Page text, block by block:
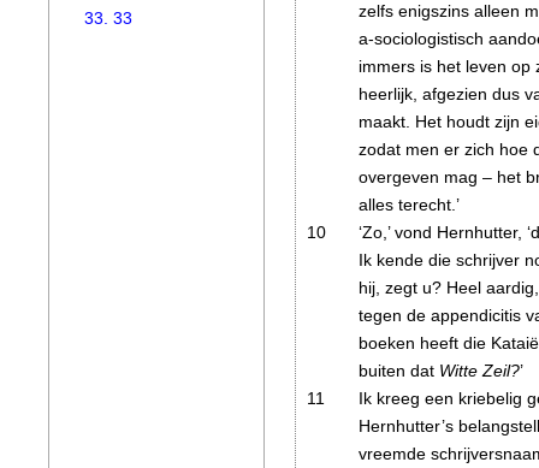
zelfs enigszins alleen
a-sociologistisch
immers is het leven op
heerlijk, afgezien dus
maakt. Het houdt zijn
zodat men er zich hoe
overgeven mag – het
alles terecht.’
10
‘Zo,’ vond Hernhutter,
Ik kende die schrijver
hij, zegt u? Heel
tegen de appendicitis
boeken heeft die
buiten dat Witte Zeil?’
11
Ik kreeg een kriebelig
Hernhutter’s
vreemde
33. 33